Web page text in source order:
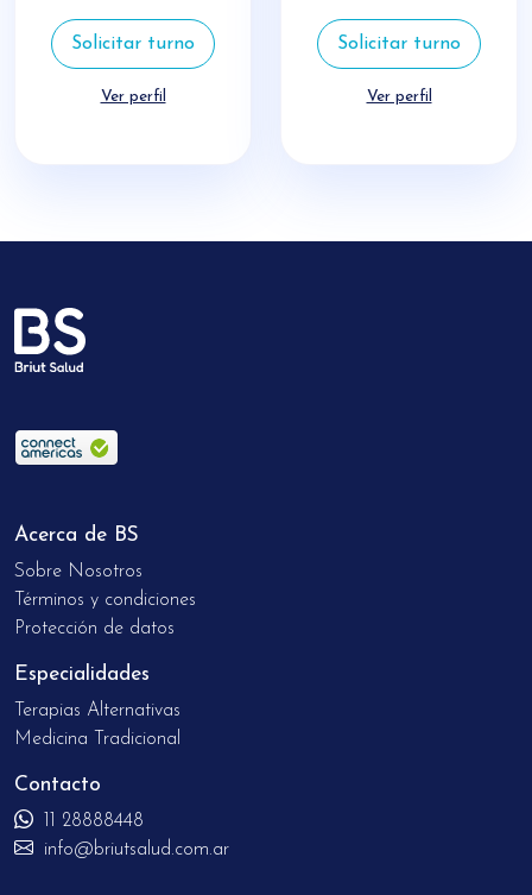
Solicitar turno
Ver perfil
Solicitar turno
Ver perfil
Acerca de BS
Sobre Nosotros
Términos y condiciones
Protección de datos
Especialidades
Terapias Alternativas
Medicina Tradicional
Contacto
11 28888448
info@briutsalud.com.ar